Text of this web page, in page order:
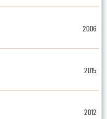
2006
2015
2012